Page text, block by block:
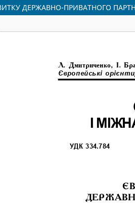
ДЕРЖАВНО-ПРИВАТНОГО